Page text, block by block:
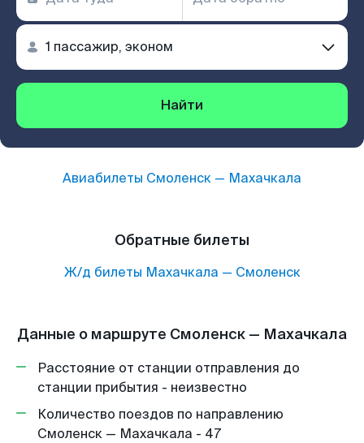
Найти
Авиабилеты Смоленск — Махачкала
Обратные билеты
Ж/д билеты Махачкала — Смоленск
Данные о маршруте Смоленск — Махачкала
Расстояние от станции отправления до
станции прибытия - неизвестно
Количество поездов по направлению
Смоленск — Махачкала - 47